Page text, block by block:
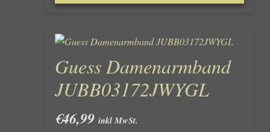
Guess Damenarmband
JUBB03172JWYGL
€46,99 inkl MwSt.